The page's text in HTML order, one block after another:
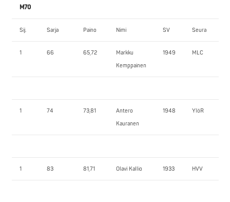
M70
Sij. Sarja Paino Nimi SV Seura
1 66 65,72
Markku
Kemppainen
1949 MLC
1 74 73,81
Antero
Kauranen
1948 YlöR
1 83 81,71 Olavi Kallio 1933 HVV